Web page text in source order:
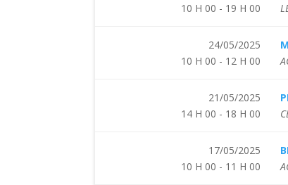
10 H 00 - 19 H 00
24/05/2025
10 H 00 - 12 H 00
21/05/2025
14 H 00 - 18 H 00
17/05/2025
10 H 00 - 11 H 00